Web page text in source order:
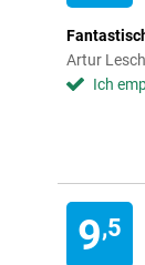
Artur
Ich
9,5